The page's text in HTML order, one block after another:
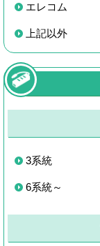
エレコム
上記以外
3系統
6系統～